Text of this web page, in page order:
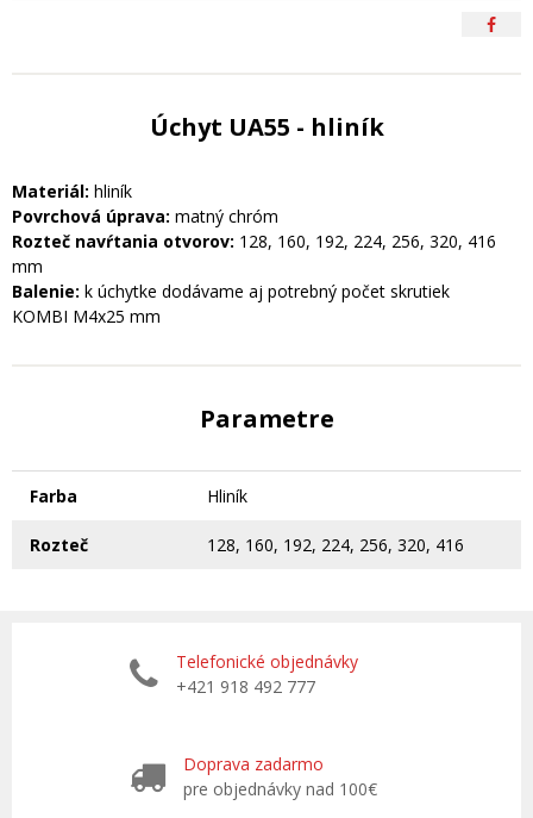
Úchyt UA55 - hliník
Materiál: hliník
Povrchová úprava: matný chróm
Rozteč navŕtania otvorov: 128, 160, 192, 224, 256, 320, 416
mm
Balenie: k úchytke dodávame aj potrebný počet skrutiek
KOMBI M4x25 mm
Parametre
Farba Hliník
Rozteč 128, 160, 192, 224, 256, 320, 416
Telefonické objednávky
+421 918 492 777
Doprava zadarmo
pre objednávky nad 100€